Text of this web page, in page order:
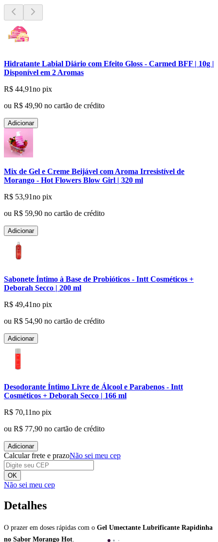
Hidratante Labial Diário com Efeito Gloss - Carmed BFF | 10g |
Disponível em 2 Aromas
R$ 44,91no pix
ou R$ 49,90 no cartão de crédito
Adicionar
Mix de Gel e Creme Beijável com Aroma Irresistível de
Morango - Hot Flowers Blow Girl | 320 ml
R$ 53,91no pix
ou R$ 59,90 no cartão de crédito
Adicionar
Sabonete Íntimo à Base de Probióticos - Intt Cosméticos +
Deborah Secco | 200 ml
R$ 49,41no pix
ou R$ 54,90 no cartão de crédito
Adicionar
Desodorante Íntimo Livre de Álcool e Parabenos - Intt
Cosméticos + Deborah Secco | 166 ml
R$ 70,11no pix
ou R$ 77,90 no cartão de crédito
Adicionar
Calcular frete e prazoNão sei meu cep
OK
Não sei meu cep
Detalhes
O prazer em doses rápidas com o Gel Umectante Lubrificante Rapidinha
no Sabor Morango Hot.